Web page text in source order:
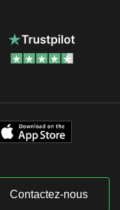
Contactez-nous